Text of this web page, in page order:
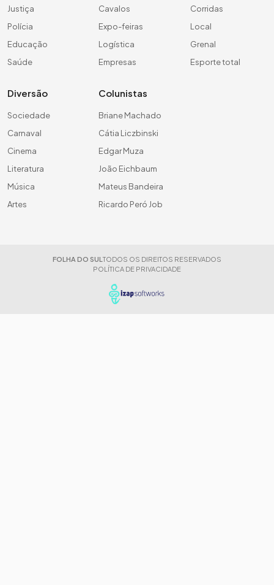
Justiça
Polícia
Educação
Saúde
Cavalos
Expo-feiras
Logística
Empresas
Corridas
Local
Grenal
Esporte total
Diversão
Sociedade
Carnaval
Cinema
Literatura
Música
Artes
Colunistas
Briane Machado
Cátia Liczbinski
Edgar Muza
João Eichbaum
Mateus Bandeira
Ricardo Peró Job
FOLHA DO SUL TODOS OS DIREITOS RESERVADOS
POLÍTICA DE PRIVACIDADE